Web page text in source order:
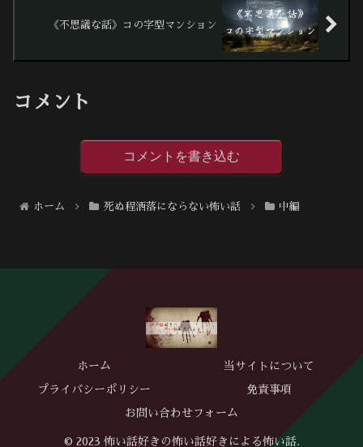
《不思議な話》コの字型マンション
コメント
コメントを書き込む
ホーム 死ぬ程洒落にならない怖い話 中編
ホーム 当サイトについて
プライバシーポリシー 免責事項
お問い合わせフォーム
© 2023 怖い話好きの怖い話好きによる怖い話.